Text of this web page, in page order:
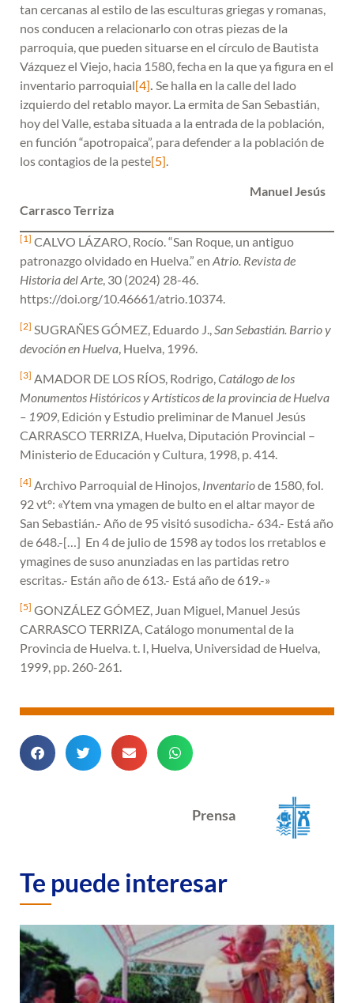
tan cercanas al estilo de las esculturas griegas y romanas,
nos conducen a relacionarlo con otras piezas de la
parroquia, que pueden situarse en el círculo de Bautista
Vázquez el Viejo, hacia 1580, fecha en la que ya figura en el
inventario parroquial[4] Se halla en la calle del lado
izquierdo del retablo mayor. La ermita de San Sebastián,
hoy del Valle, estaba situada a la entrada de la población,
en función “apotropaica”, para defender a la población de
los contagios de la peste[5]
Manuel Jesús
Carrasco Terriza
[1] CALVO LÁZARO, Rocío. “San Roque, un antiguo
patronazgo olvidado en Huelva.” en Atrio. Revista de
Historia del Arte, 30 (2024) 28-46.
https://doi.org/10.46661/atrio.10374.
[2] SUGRAÑES GÓMEZ, Eduardo J.,San Sebastián. Barrio y
devoción en Huelva, Huelva, 1996.
[3] AMADOR DE LOS RÍOS, Rodrigo,Catálogo de los
Monumentos Históricos y Artísticos de la provincia de Huelva
– 1909, Edición y Estudio preliminar de Manuel Jesús
CARRASCO TERRIZA, Huelva, Diputación Provincial –
Ministerio de Educación y Cultura, 1998, p. 414.
[4] Archivo Parroquial de Hinojos, Inventariode 1580, fol.
92 vtº: «Ytem vna ymagen de bulto en el altar mayor de
San Sebastián.- Año de 95 visitó susodicha.- 634.- Está año
de 648.-[…] En 4 de julio de 1598 ay todos los rretablos e
ymagines de suso anunziadas en las partidas retro
escritas.- Están año de 613.- Está año de 619.-»
[5] GONZÁLEZ GÓMEZ, Juan Miguel, Manuel Jesús
CARRASCO TERRIZA, Catálogo monumental de la
Provincia de Huelva. t. I, Huelva, Universidad de Huelva,
1999, pp. 260-261.
Prensa
Te puede interesar